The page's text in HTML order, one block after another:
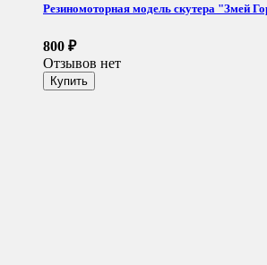
Резиномоторная модель скутера "Змей
800 ₽
Отзывов нет